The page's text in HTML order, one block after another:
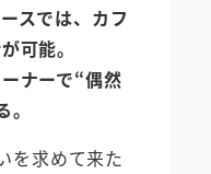
スでは、カフ
可能。
ナーで“偶然
を求めて来た